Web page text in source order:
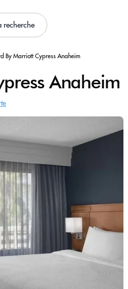
recherche
By Marriott Cypress Anaheim
Anaheim